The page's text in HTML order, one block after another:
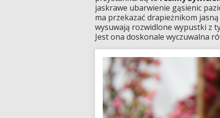
jaskrawe ubarwienie gąsienic
ma przekazać drapieżnikom
wysuwają rozwidlone wypustki z
Jest ona doskonale wyczuwalna